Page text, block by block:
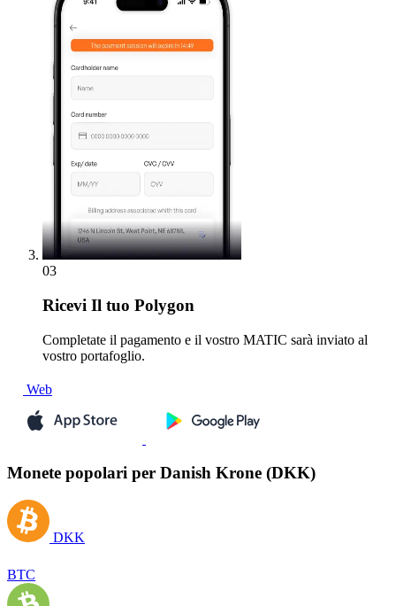
03
Ricevi Il tuo Polygon
Completate il pagamento e il vostro MATIC sarà inviato al
vostro portafoglio.
Web
Monete popolari per Danish Krone (DKK)
DKK
BTC